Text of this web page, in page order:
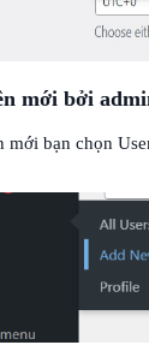
mới bởi
mới bạn chọn